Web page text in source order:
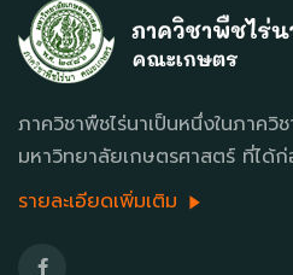
ภาควิชาพืชไร่นาเป็นหนึ่งในภาควิ
มหาวิทยาลัยเกษตรศาสตร์ ที่ได้
รายละเอียดเพิ่มเติม